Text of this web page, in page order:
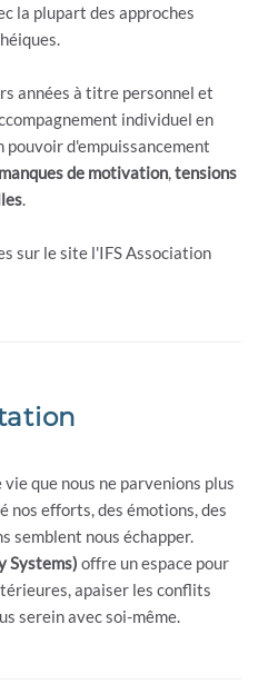
la plupart des approches
années à titre personnel et
individuel en
pouvoir d'empuissancement
manques de motivation tensions
sur le site l'IFS Association
que nous ne parvenions plus
nos efforts, des émotions, des
semblent nous échapper.
Systems) offre un espace pour
apaiser les conflits
serein avec soi-même.